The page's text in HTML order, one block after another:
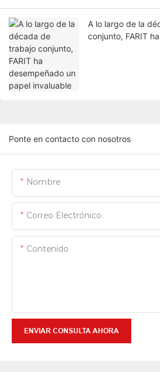
A lo largo de la
conjunto, FARIT
Ponte en contacto con nosotros
Nombre
Correo Electrónico
Contenido
ENVIAR CONSULTA AHORA